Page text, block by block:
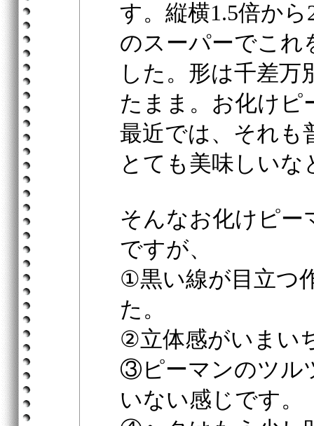
す。縦横1.5倍か
のスーパーでこれ
した。形は千差万
たまま。お化けピ
最近では、それも
とても美味しい
そんなお化けピー
ですが、
①黒い線が目立つ
た。
②立体感がいまい
③ピーマンのツル
いない感じです。